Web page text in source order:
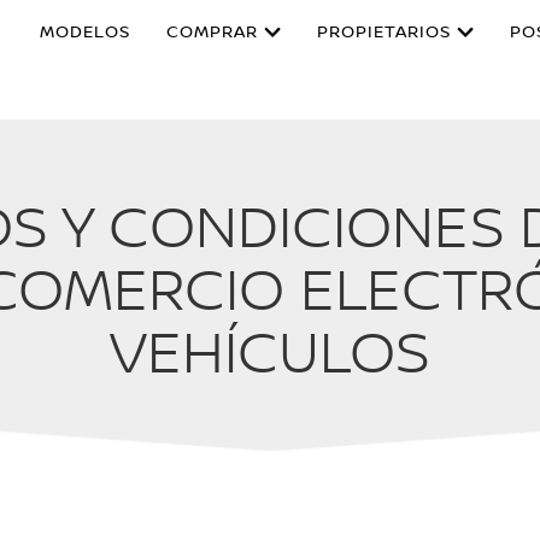
MODELOS COMPRAR PROPIETARIOS
Y CONDICIONES
VEHÍCULOS